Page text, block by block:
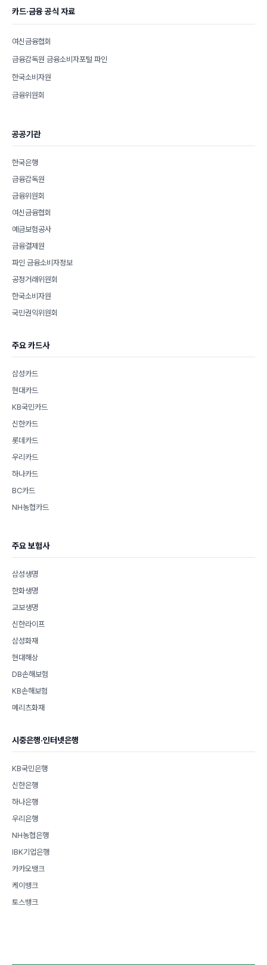
카드·금융 공식 자료
여신금융협회
금융감독원 금융소비자포털 파인
한국소비자원
금융위원회
공공기관
한국은행
금융감독원
금융위원회
여신금융협회
예금보험공사
금융결제원
파인 금융소비자정보
공정거래위원회
한국소비자원
국민권익위원회
주요 카드사
삼성카드
현대카드
KB국민카드
신한카드
롯데카드
우리카드
하나카드
BC카드
NH농협카드
주요 보험사
삼성생명
한화생명
교보생명
신한라이프
삼성화재
현대해상
DB손해보험
KB손해보험
메리츠화재
시중은행·인터넷은행
KB국민은행
신한은행
하나은행
우리은행
NH농협은행
IBK기업은행
카카오뱅크
케이뱅크
토스뱅크